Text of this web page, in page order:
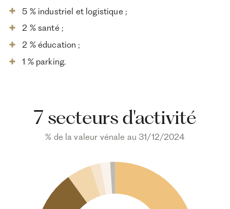
5 % industriel et logistique ;
2 % santé ;
2 % éducation ;
1 % parking.
7 secteurs d'activité
% de la valeur vénale au 31/12/2024